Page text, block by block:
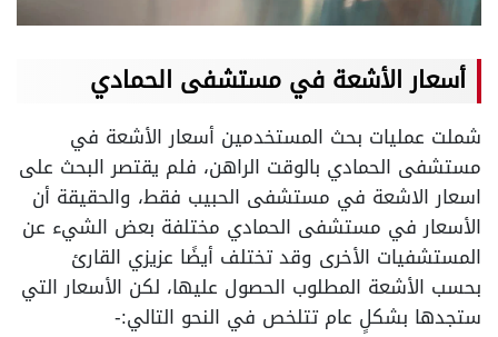
أسعار الأشعة في مستشفى الحمادي
شملت عمليات بحث المستخدمين أسعار الأشعة في
مستشفى الحمادي بالوقت الراهن، فلم يقتصر البحث على
اسعار الاشعة في مستشفى الحبيب فقط، والحقيقة أن
الأسعار في مستشفى الحمادي مختلفة بعض الشيء عن
المستشفيات الأخرى وقد تختلف أيضًا عزيزي القارئ
بحسب الأشعة المطلوب الحصول عليها، لكن الأسعار التي
ستجدها بشكلٍ عام تتلخص في النحو التالي:-